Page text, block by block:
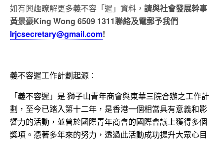
如有興趣瞭解更多義不容「遲」資料， 請與社會發展幹事
黃景豪King Wong 6509 1311聯絡及電郵予我們
lrjcsecretary@gmail.com!
義不容遲工作計劃起源︰
「義不容遲」是 獅子山青年商會與東華三院合辦之工作計
劃，至今已踏入第十二年， 是香港一個相當具有意義和影
響力的活動， 並曾於國際青年商會的國際會議上獲得多個
獎項。 憑著多年來的努力， 透過此活動成功提升大眾心目